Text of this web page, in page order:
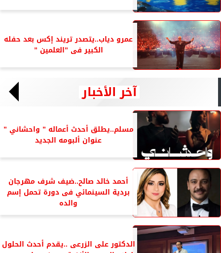
عمرو دياب..يتصدر تريند إكس بعد حفله
الكبير فى ”العلمين ”
آخر الأخبار
مسلم..يطلق أحدث أعماله ” واحشاني ”
عنوان ألبومه الجديد
أحمد خالد صالح..ضيف شرف مهرجان
بردية السينمائي فى دورة تحمل إسم
والده
الدكتور على الزرعى ..يقدم أحدث الحلول